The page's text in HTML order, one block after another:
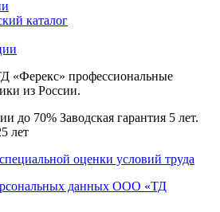
каталог
профессиональные
из России.
до 70% Заводская гарантия 5 лет.
лет
оценки условий труда
данных ООО «ТД